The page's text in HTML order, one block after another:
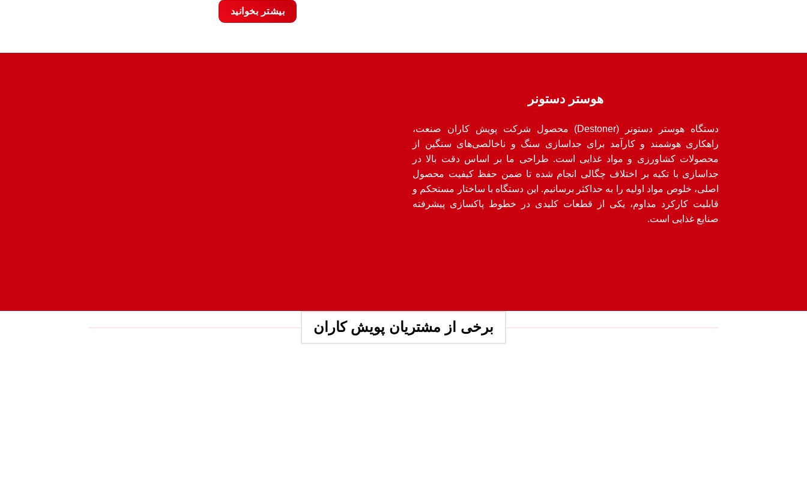
بیشتر بخوانید
هوستر دستونر
دستگاه هوستر دستونر (Destoner) محصول شرکت پویش کاران صنعت،
راهکاری هوشمند و کارآمد برای جداسازی سنگ و ناخالصی‌های سنگین از
محصولات کشاورزی و مواد غذایی است. طراحی ما بر اساس دقت بالا در
جداسازی با تکیه بر اختلاف چگالی انجام شده تا ضمن حفظ کیفیت محصول
اصلی، خلوص مواد اولیه را به حداکثر برسانیم. این دستگاه با ساختار مستحکم و
قابلیت کارکرد مداوم، یکی از قطعات کلیدی در خطوط پاکسازی پیشرفته
صنایع غذایی است.
برخی از مشتریان پویش کاران